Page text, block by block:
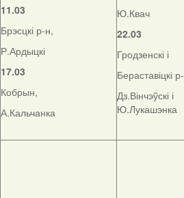
11.03
Брэсцкі р-н,
Р.Ардыцкі
17.03
Кобрын,
А.Кальчанка
Ю.Квач
22.03
Гродзенскі і
Бераставіцкі
Дз.Вінчэўскі і
Ю.Лукашэнка